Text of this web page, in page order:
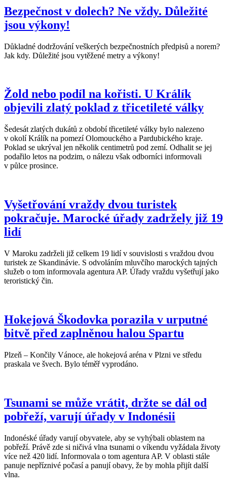
Bezpečnost v dolech? Ne vždy. Důležité
jsou výkony!
Důkladné dodržování veškerých bezpečnostních předpisů a norem?
Jak kdy. Důležité jsou vytěžené metry a výkony!
Žold nebo podíl na kořisti. U Králík
objevili zlatý poklad z třicetileté války
Šedesát zlatých dukátů z období třicetileté války bylo nalezeno
v okolí Králík na pomezí Olomouckého a Pardubického kraje.
Poklad se ukrýval jen několik centimetrů pod zemí. Odhalit se jej
podařilo letos na podzim, o nálezu však odborníci informovali
v půlce prosince.
Vyšetřování vraždy dvou turistek
pokračuje. Marocké úřady zadržely již 19
lidí
V Maroku zadrželi již celkem 19 lidí v souvislosti s vraždou dvou
turistek ze Skandinávie. S odvoláním mluvčího marockých tajných
služeb o tom informovala agentura AP. Úřady vraždu vyšetřují jako
teroristický čin.
Hokejová Škodovka porazila v urputné
bitvě před zaplněnou halou Spartu
Plzeň – Končily Vánoce, ale hokejová aréna v Plzni ve středu
praskala ve švech. Bylo téměř vyprodáno.
Tsunami se může vrátit, držte se dál od
pobřeží, varují úřady v Indonésii
Indonéské úřady varují obyvatele, aby se vyhýbali oblastem na
pobřeží. Právě zde si ničivá vlna tsunami o víkendu vyžádala životy
více než 420 lidí. Informovala o tom agentura AP. V oblasti stále
panuje nepříznivé počasí a panují obavy, že by mohla přijít další
vlna.